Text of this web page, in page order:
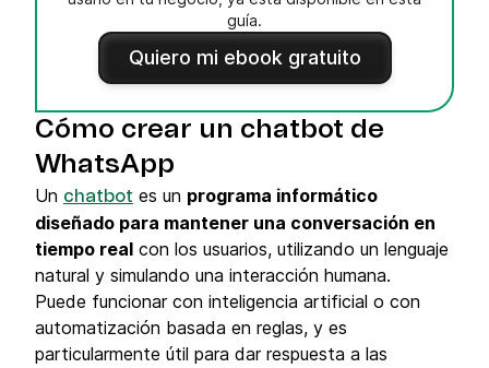
guía.
Quiero mi ebook gratuito
Cómo crear un chatbot de
WhatsApp
Un chatbot es un programa informático
diseñado para mantener una conversación en
tiempo real con los usuarios, utilizando un lenguaje
natural y simulando una interacción humana.
Puede funcionar con inteligencia artificial o con
automatización basada en reglas, y es
particularmente útil para dar respuesta a las